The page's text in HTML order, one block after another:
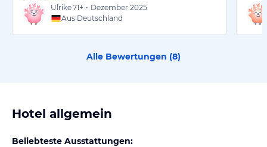
Ulrike71+ • Dezember 2025
Aus Deutschland
Alle Bewertungen (8)
Hotel allgemein
Beliebteste Ausstattungen: